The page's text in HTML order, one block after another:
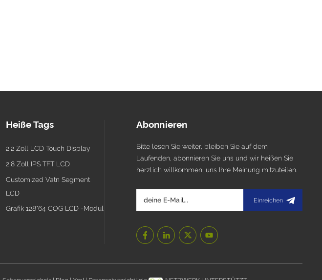
Heiße Tags
2,2 Zoll LCD Touch Display
2,8 Zoll IPS TFT LCD
Customized Vatn Segment
LCD
Grafik 128*64 COG LCD -Modul
Abonnieren
Bitte lesen Sie weiter, bleiben Sie auf dem
Laufenden, abonnieren Sie uns und wir heißen Sie
herzlich willkommen, uns Ihre Meinung mitzuteilen.
Einreichen